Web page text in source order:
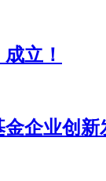
立！
企业创